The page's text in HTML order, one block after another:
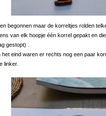
begonnen maar de korreltjes rolden
van elk hoopje één korrel gepakt en
gestopt) .
het eind waren er rechts nog een paar
linker.